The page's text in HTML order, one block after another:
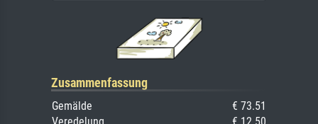
Zusammenfassung
Gemälde
€ 73.51